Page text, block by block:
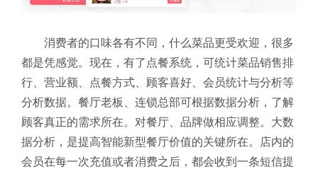
消费者的口味各有不同，什么菜品更受欢迎，很多
都是凭感觉。现在，有了点餐系统，可统计菜品销售排
行、营业额、点餐方式、顾客喜好、会员统计与分析等
分析数据。餐厅老板、连锁总部可根据数据分析，了解
顾客真正的需求所在。对餐厅、品牌做相应调整。大数
据分析，是提高智能新型餐厅价值的关键所在。店内的
会员在每一次充值或者消费之后，都会收到一条短信提